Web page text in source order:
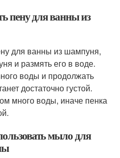
пену для ванны из
для ванны из шампуня,
и размять его в воде.
воды и продолжать
достаточно густой.
много воды, иначе пенка
мыло для